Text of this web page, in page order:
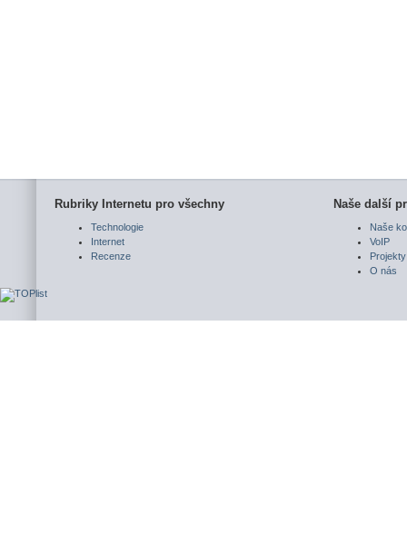
Rubriky Internetu pro všechny
Technologie
Internet
Recenze
Naše další
Naše
VoIP
Projekty
O nás